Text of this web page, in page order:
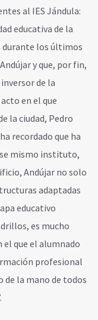
al IES Jándula:
educativa de la
durante los últimos
y que, por fin,
de la
en el que
la ciudad, Pedro
recordado que ha
mismo instituto,
Andújar no solo
adaptadas
educativo
es mucho
el que el alumnado
profesional
de la mano de todos